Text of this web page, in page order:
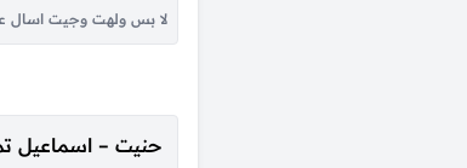
لا بس ولهت وجيت اسال
حنيت – اسماعيل